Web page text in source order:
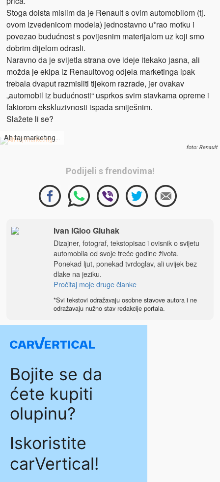
Stoga doista mislim da je Renault s ovim automobilom (tj.
ovom izvedenicom modela) jednostavno u*rao motku i
povezao budućnost s povijesnim materijalom uz koji smo
dobrim dijelom odrasli.
Naravno da je svijetla strana ove ideje itekako jasna, ali
možda je ekipa iz Renaultovog odjela marketinga ipak
trebala dvaput razmisliti tijekom razrade, jer ovakav
„automobil iz budućnosti“ usprkos svim stavkama opreme i
faktorom ekskluzivnosti ispada smiješnim.
Slažete li se?
Ah taj marketing…
foto: Renault
Podijeli s frendovima!
Ivan IGloo Gluhak
Dizajner, fotograf, tekstopisac i ovisnik o svijetu
automobila od svoje treće godine života.
Ponekad ljut, ponekad tvrdoglav, ali uvijek bez
dlake na jeziku.
Pročitaj moje druge članke
*Svi tekstovi odražavaju osobne stavove autora i ne
odražavaju nužno stav redakcije portala.